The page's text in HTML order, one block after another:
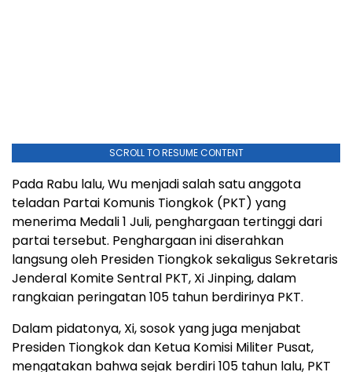
SCROLL TO RESUME CONTENT
Pada Rabu lalu, Wu menjadi salah satu anggota
teladan Partai Komunis Tiongkok (PKT) yang
menerima Medali 1 Juli, penghargaan tertinggi dari
partai tersebut. Penghargaan ini diserahkan
langsung oleh Presiden Tiongkok sekaligus Sekretaris
Jenderal Komite Sentral PKT, Xi Jinping, dalam
rangkaian peringatan 105 tahun berdirinya PKT.
Dalam pidatonya, Xi, sosok yang juga menjabat
Presiden Tiongkok dan Ketua Komisi Militer Pusat,
mengatakan bahwa sejak berdiri 105 tahun lalu, PKT